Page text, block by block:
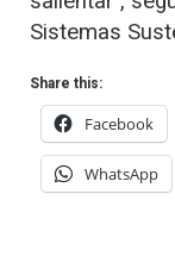
Sistemas
Share this:
Facebook
WhatsApp